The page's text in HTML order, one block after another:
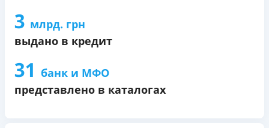
3 млрд. грн
выдано в кредит
31 банк и МФО
представлено в каталогах